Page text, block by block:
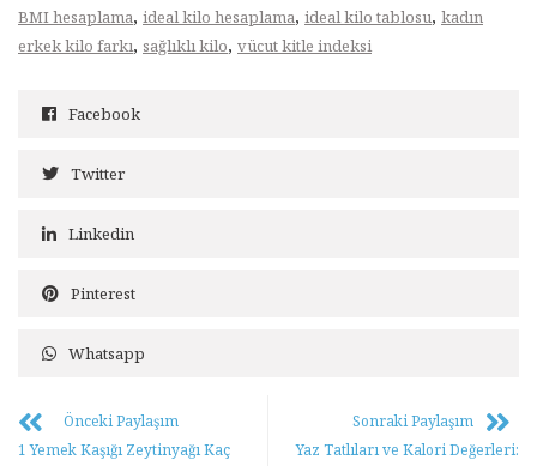
BMI hesaplama, ideal kilo hesaplama, ideal kilo tablosu, kadın
erkek kilo farkı, sağlıklı kilo, vücut kitle indeksi
Facebook
Twitter
Linkedin
Pinterest
Whatsapp
Önceki Paylaşım
1 Yemek Kaşığı Zeytinyağı Kaç
Sonraki Paylaşım
Yaz Tatlıları ve Kalori Değerleri: